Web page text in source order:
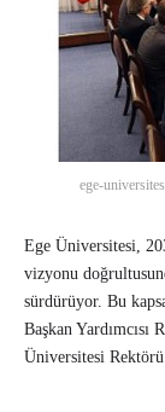
ege-
Ege Üniversitesi,
vizyonu
sürdürüyor. Bu
Başkan
Üniversitesi